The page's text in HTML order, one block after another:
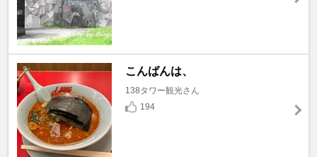
こんばんは、
138タワー観光さん
194